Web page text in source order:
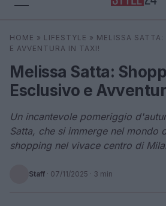
Cerca
HOME » LIFESTYLE » MELISSA SATTA:
E AVVENTURA IN TAXI!
Melissa Satta:
Esclusivo e
Un incantevole pomeriggio
Satta, che si immerge nel mondo
shopping nel vivace centro di
Staff · 07/11/2025 · 3 min